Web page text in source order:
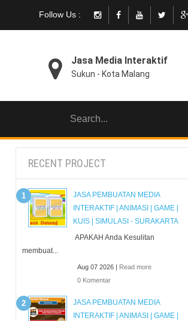
Follow Us :
Jasa Media Interaktif
Sukun - Kota Malang
RECENT PROJECT
JASA PEMBUATAN MEDIA
INTERAKTIF | ANIMASI | GAME |
KUIS | SIMULASI - SURAKARTA
APAKAH Anda Kesulitan
membuat...
Aug 07 2026 | Read more
0 Komentar
JASA PEMBUATAN MEDIA
INTERAKTIF | ANIMASI | GAME |